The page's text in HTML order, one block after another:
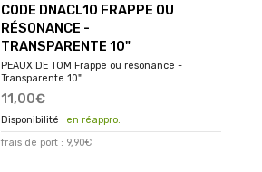
CODE DNACL10 FRAPPE OU
RÉSONANCE -
TRANSPARENTE 10"
PEAUX DE TOM Frappe ou résonance -
Transparente 10"
11,00€
en réappro.
frais de port : 9,90€